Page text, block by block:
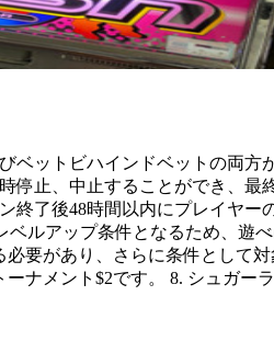
ベットビハインドベットの両
停止、中止することができ、
終了後48時間以内にプレイヤ
ルアップ条件となるため、遊
要があり、さらに条件として
ナメント$2です。 8. シュガ